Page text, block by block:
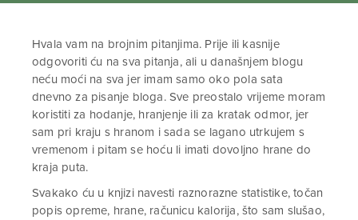
Hvala vam na brojnim pitanjima. Prije ili kasnije
odgovoriti ću na sva pitanja, ali u današnjem blogu
neću moći na sva jer imam samo oko pola sata
dnevno za pisanje bloga. Sve preostalo vrijeme moram
koristiti za hodanje, hranjenje ili za kratak odmor, jer
sam pri kraju s hranom i sada se lagano utrkujem s
vremenom i pitam se hoću li imati dovoljno hrane do
kraja puta.
Svakako ću u knjizi navesti raznorazne statistike, točan
popis opreme, hrane, računicu kalorija, što sam slušao,